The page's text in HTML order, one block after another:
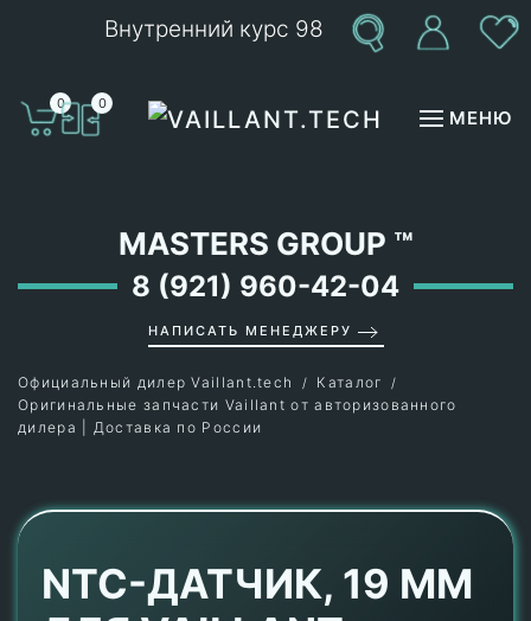
Внутренний курс 98
0 0
МЕНЮ
MASTERS GROUP ™
8 (921) 960-42-04
НАПИСАТЬ МЕНЕДЖЕРУ
Официальный дилер Vaillant.tech
Каталог
Оригинальные запчасти Vaillant от авторизованного
дилера | Доставка по России
NTC-ДАТЧИК, 19 ММ